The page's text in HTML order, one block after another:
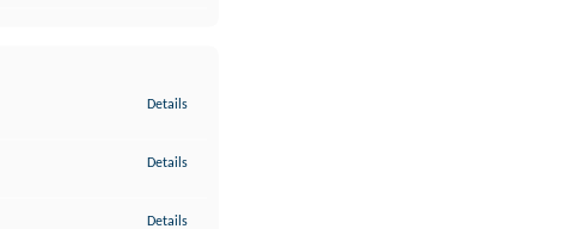
Details
Details
Details